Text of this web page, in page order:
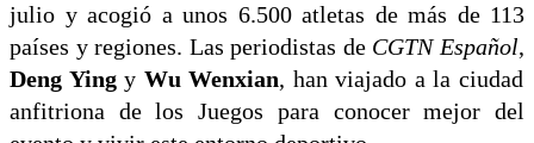
julio y acogió a unos 6.500 atletas de más de 113
países y regiones. Las periodistas de CGTN Español,
Deng Yingy Wu Wenxian, han viajado a la ciudad
anfitriona de los Juegos para conocer mejor del